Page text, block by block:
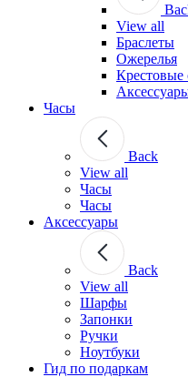
View all
Браслеты
Ожерелья
Крестовые
Часы
Back
View all
Часы
Часы
Аксессуары
Back
View all
Шарфы
Запонки
Ручки
Ноутбуки
Гид по подаркам